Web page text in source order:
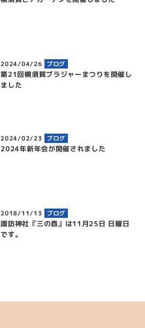
2024/04/26 ブログ
第21回横須賀ブラジャーまつりを開催し
ました
2024/02/23 ブログ
2024年新年会が開催されました
2018/11/13 ブログ
諏訪神社『三の酉』は11月25日 日曜日
です。